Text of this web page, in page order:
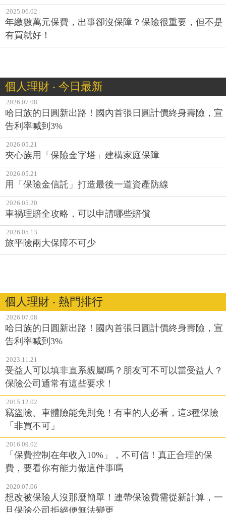
2025.06.02
年繳數萬元保費，出事卻沒保障？保險很重要，但不是
有買就好！
個人理財 ‧ 今日最新
2026.07.08
哈日族的日圓新出路！國內首張日圓計價終身壽險，宣
告利率喊到3%
2026.05.21
夾心族用「保險金字塔」建構家庭保障
2026.05.21
用「保險金信託」打造最後一道資產防線
2026.05.20
車禍理賠全攻略，可以申請哪些賠償
2026.05.13
旅平險兩大保障不可少
個人理財 ‧ 熱門排行
2026.07.08
哈日族的日圓新出路！國內首張日圓計價終身壽險，宣
告利率喊到3%
2023.11.21
受益人可以填非直系親屬嗎？朋友可不可以當受益人？
保險公司通常有這些要求！
2015.12.02
竊盜險、車體險能免則免！有車的人必看，這3種保險
「非買不可」
2016.09.02
「保費控制在年收入10%」，不可信！真正合理的保
費，要看你有能力做這件事嗎
2020.07.06
想改被保險人沒那麼簡單！連帶保險費需從新計算，一
旦保險公司拒絕便無法變更